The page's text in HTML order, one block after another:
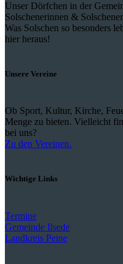
Unser Dörfchen in der
Solschenerinnen &
Was Solschen so besonders
hier heraus!
Unsere Vereine
Ob Sport, Kultur, Kirche,
Menge zu bieten. Vielleicht
bei uns?
Zu den Vereinen.
Wichtige Links
Termine
Gemeinde Ilsede
Landkreis Peine